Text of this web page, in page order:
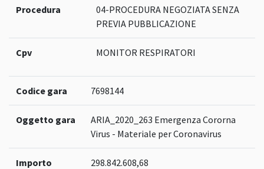
Procedura
04-PROCEDURA NEGOZIATA SENZA
PREVIA PUBBLICAZIONE
Cpv MONITOR RESPIRATORI
Codice gara 7698144
Oggetto gara
ARIA_2020_263 Emergenza Cororna
Virus - Materiale per Coronavirus
Importo
298.842.608,68